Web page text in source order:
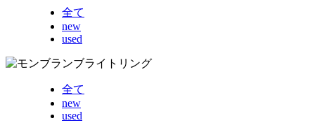
全て
new
used
全て
new
used